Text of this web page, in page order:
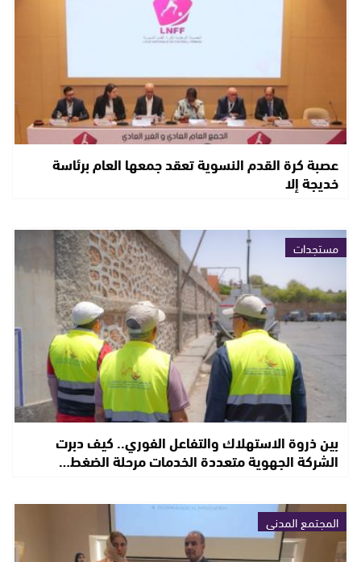
عصبة كرة القدم النسوية تعقد جمعها العام برئاسة
خديجة إلا
مستجدات
بين ذروة الاستهلاك والتفاعل الفوري.. كيف دبرت
الشركة الجهوية متعددة الخدمات مرحلة الضغط…
المجتمع المدني